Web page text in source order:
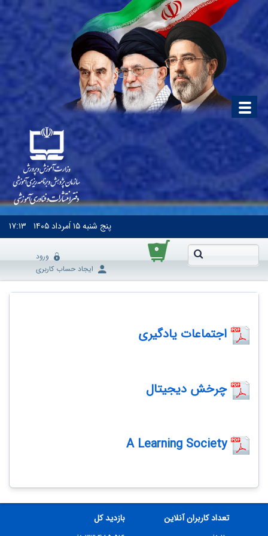
پنج شنبه۱۵ اَمرداد ۱۴۰۵ ۱۷:۱۳
۰
ورود
ایجاد حساب کاربری
اجتماعات یادگیری
چرخش دیجیتال
A Learning Society
تعداد کاربران آنلاین
بازدید کل